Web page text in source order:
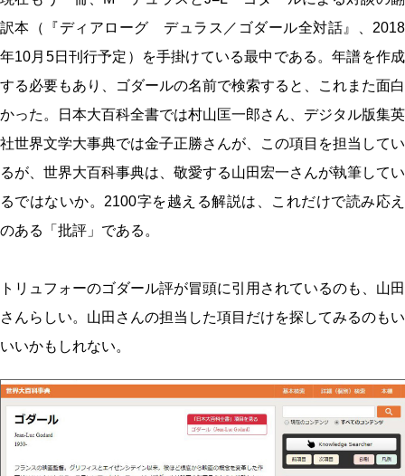
訳本（『ディアローグ デュラス／ゴダール全対話』、2018
年10月5日刊行予定）を手掛けている最中である。年譜を作成
する必要もあり、ゴダールの名前で検索すると、これまた面白
かった。日本大百科全書では村山匡一郎さん、デジタル版集英
社世界文学大事典では金子正勝さんが、この項目を担当してい
るが、世界大百科事典は、敬愛する山田宏一さんが執筆してい
るではないか。2100字を越える解説は、これだけで読み応え
のある「批評」である。
トリュフォーのゴダール評が冒頭に引用されているのも、山田
さんらしい。山田さんの担当した項目だけを探してみるのもい
いいかもしれない。